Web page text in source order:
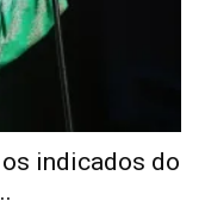
indicados do